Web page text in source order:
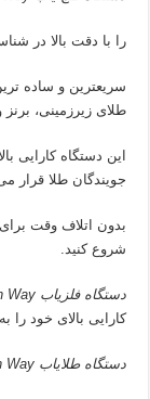
را با دقت بالا در شناسایی فلزات
سریعترین و ساده
طلای زیرزمینی،
این دستگاه کارایی
جویندگان طلا قرار
بدون اتلاف وقت
شروع کنید.
دستگاه فلزیاب Golden Way
کارایی بالای خود را
دستگاه طلایاب Golden Way